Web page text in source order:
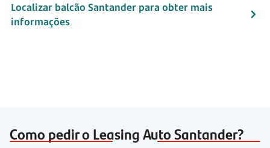
Localizar balcão Santander para obter mais
informações
Como pedir o Leasing Auto Santander?